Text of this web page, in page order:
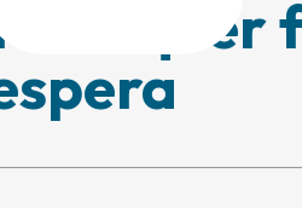
não quer